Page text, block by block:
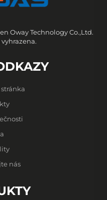
Oway Technology Co.,Ltd.
nás